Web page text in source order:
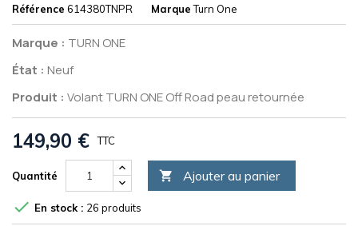
Référence 614380TNPR Marque Turn One
Marque : TURN ONE
État : Neuf
Produit : Volant TURN ONE Off Road peau retournée
149,90 € TTC
Quantité  Ajouter au panier
 En stock : 26 produits